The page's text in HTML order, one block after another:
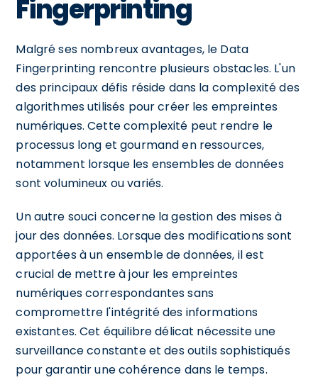
Fingerprinting
Malgré ses nombreux avantages, le Data
Fingerprinting rencontre plusieurs obstacles. L'un
des principaux défis réside dans la complexité des
algorithmes utilisés pour créer les empreintes
numériques. Cette complexité peut rendre le
processus long et gourmand en ressources,
notamment lorsque les ensembles de données
sont volumineux ou variés.
Un autre souci concerne la gestion des mises à
jour des données. Lorsque des modifications sont
apportées à un ensemble de données, il est
crucial de mettre à jour les empreintes
numériques correspondantes sans
compromettre l'intégrité des informations
existantes. Cet équilibre délicat nécessite une
surveillance constante et des outils sophistiqués
pour garantir une cohérence dans le temps.